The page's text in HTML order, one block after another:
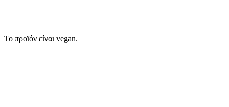
Το προϊόν είναι vegan.